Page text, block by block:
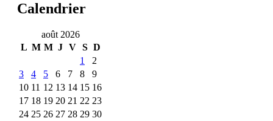
Calendrier
août 2026
L M M J V S D
1
2
3
4 5 6 7 8
9
10 11 12 13 14 15 16
17 18 19 20 21 22 23
24 25 26 27 28 29 30